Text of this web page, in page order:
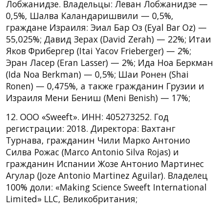
Лобжанидзе. Владельцы: Леван Лобжанидзе —
0,5%, Шалва Каландаришвили — 0,5%,
граждане Израиля: Эиал Бар Оз (Eyal Bar Oz) —
55,025%; Давид Зерах (David Zerah) — 22%; Итаи
Яков Фрибергер (Itai Yacov Frieberger) — 2%;
Эран Ласер (Eran Lasser) — 2%; Ида Ноа Беркман
(Ida Noa Berkman) — 0,5%; Шаи Ронен (Shai
Ronen) — 0,475%, а также гражданин Грузии и
Израиля Мени Бениш (Meni Benish) — 17%;
12. ООО «Sweeft». ИНН: 405273252. Год
регистрации: 2018. Директора: Вахтанг
Турнава, гражданин Чили Марко Антонио
Силва Рожас (Marco Antonio Silva Rojas) и
гражданин Испании Жозе Антонио Мартинес
Агулар (Joze Antonio Martinez Aguilar). Владелец
100% доли: «Making Science Sweeft International
Limited» LLC, Великобритания;